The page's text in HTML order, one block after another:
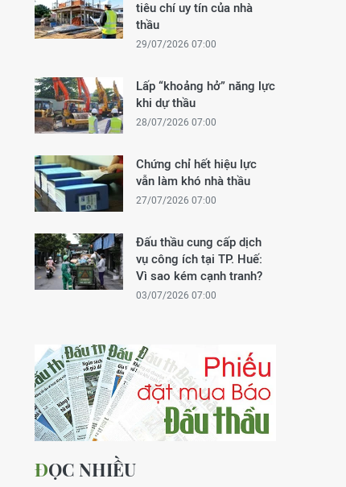
tiêu chí uy tín của nhà
thầu
29/07/2026 07:00
Lấp “khoảng hở” năng lực
khi dự thầu
28/07/2026 07:00
Chứng chỉ hết hiệu lực
vẫn làm khó nhà thầu
27/07/2026 07:00
Đấu thầu cung cấp dịch
vụ công ích tại TP. Huế:
Vì sao kém cạnh tranh?
03/07/2026 07:00
ĐỌC NHIỀU